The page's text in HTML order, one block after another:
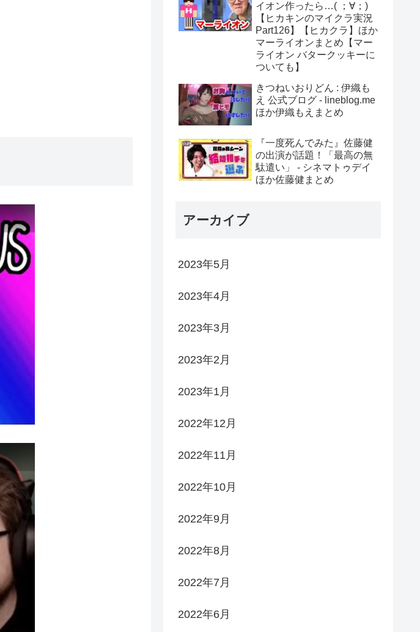
イオン作ったら…( ；∀；)
【ヒカキンのマイクラ実況
Part126】【ヒカクラ】ほか
マーライオンまとめ【マー
ライオン バタークッキーに
ついても】
きつねいおりどん : 伊織も
え 公式ブログ - lineblog.me
ほか伊織もえまとめ
『一度死んでみた』佐藤健
の出演が話題！「最高の無
駄遣い」 - シネマトゥデイ
ほか佐藤健まとめ
アーカイブ
2023年5月
2023年4月
2023年3月
2023年2月
2023年1月
2022年12月
2022年11月
2022年10月
2022年9月
2022年8月
2022年7月
2022年6月